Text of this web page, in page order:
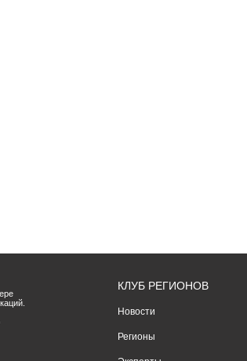
КЛУБ РЕГИОНОВ
Новости
Регионы